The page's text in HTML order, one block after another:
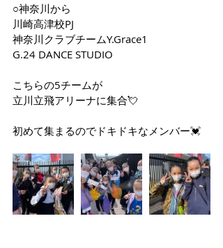
○神奈川から
川崎高津校PJ
神奈川クラブチームY.Grace1
G.24 DANCE STUDIO
こちらの5チームが
立川立飛アリーナに集合💘
初めて集まるのでドキドキなメンバー💓